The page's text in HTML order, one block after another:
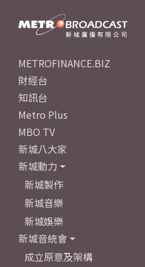
METROFINANCE.BIZ
財經台
知訊台
Metro Plus
MBO TV
新城八大家
新城動力
新城製作
新城音樂
新城娛樂
新城音統會
成立原意及架構